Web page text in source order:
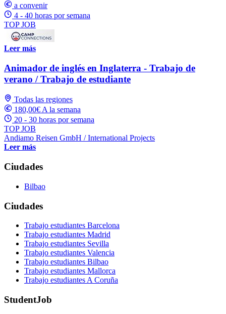
a convenir
4 - 40 horas por semana
TOP JOB
Leer más
Animador de inglés en Inglaterra - Trabajo de
verano / Trabajo de estudiante
Todas las regiones
180,00€ A la semana
20 - 30 horas por semana
TOP JOB
Andiamo Reisen GmbH / International Projects
Leer más
Ciudades
Bilbao
Ciudades
Trabajo estudiantes Barcelona
Trabajo estudiantes Madrid
Trabajo estudiantes Sevilla
Trabajo estudiantes Valencia
Trabajo estudiantes Bilbao
Trabajo estudiantes Mallorca
Trabajo estudiantes A Coruña
StudentJob